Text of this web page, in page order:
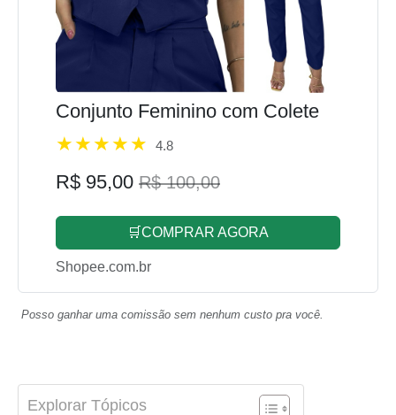
Conjunto Feminino com Colete
4.8
R$ 95,00 R$ 100,00
🛒COMPRAR AGORA
Shopee.com.br
Posso ganhar uma comissão sem nenhum custo pra você.
Explorar Tópicos